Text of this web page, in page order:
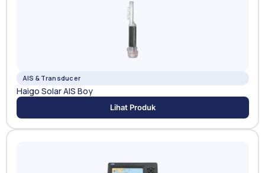
AIS & Transducer
Haigo Solar AIS Boy
Lihat Produk